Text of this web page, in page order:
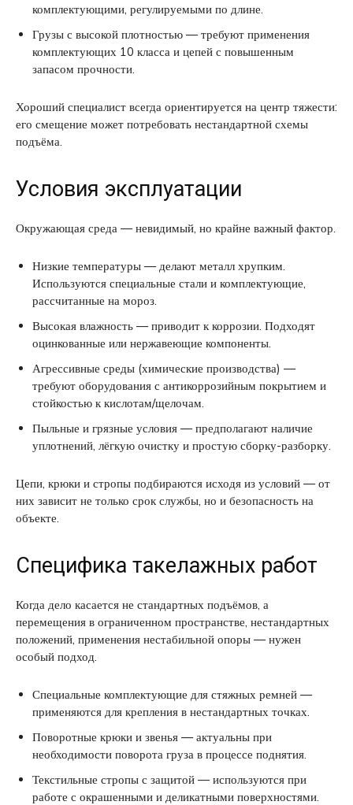
комплектующими, регулируемыми по длине.
Грузы с высокой плотностью — требуют применения
комплектующих 10 класса и цепей с повышенным
запасом прочности.
Хороший специалист всегда ориентируется на центр тяжести:
его смещение может потребовать нестандартной схемы
подъёма.
Условия эксплуатации
Окружающая среда — невидимый, но крайне важный фактор.
Низкие температуры — делают металл хрупким.
Используются специальные стали и комплектующие,
рассчитанные на мороз.
Высокая влажность — приводит к коррозии. Подходят
оцинкованные или нержавеющие компоненты.
Агрессивные среды (химические производства) —
требуют оборудования с антикоррозийным покрытием и
стойкостью к кислотам/щелочам.
Пыльные и грязные условия — предполагают наличие
уплотнений, лёгкую очистку и простую сборку-разборку.
Цепи, крюки и стропы подбираются исходя из условий — от
них зависит не только срок службы, но и безопасность на
объекте.
Специфика такелажных работ
Когда дело касается не стандартных подъёмов, а
перемещения в ограниченном пространстве, нестандартных
положений, применения нестабильной опоры — нужен
особый подход.
Специальные комплектующие для стяжных ремней —
применяются для крепления в нестандартных точках.
Поворотные крюки и звенья — актуальны при
необходимости поворота груза в процессе поднятия.
Текстильные стропы с защитой — используются при
работе с окрашенными и деликатными поверхностями.